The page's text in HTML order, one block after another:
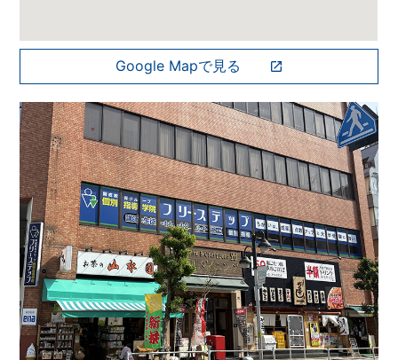
Google Mapで見る